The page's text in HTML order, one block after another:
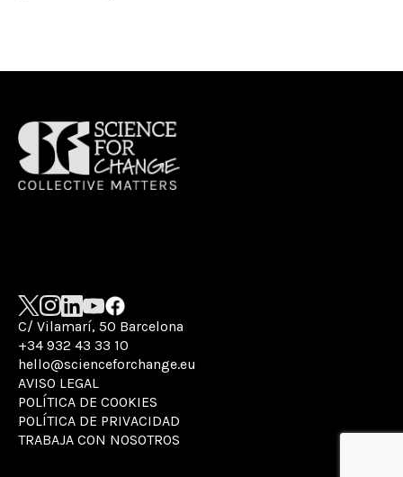
C/ Vilamarí, 50 Barcelona
+34 932 43 33 10
hello@scienceforchange.eu
AVISO LEGAL
POLÍTICA DE COOKIES
POLÍTICA DE PRIVACIDAD
TRABAJA CON NOSOTROS